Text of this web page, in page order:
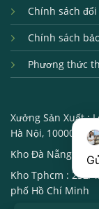
Chính sách
Chính sách
Phương thức
Xưởng Sản Xuất :
Hà Nội, 100000
Kho Đà Nẵng :
Kho Tphcm : 232/
phố Hồ Chí Minh